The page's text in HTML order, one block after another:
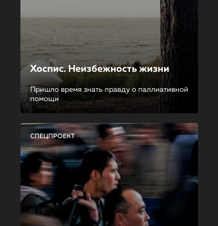
Хоспис. Неизбежность жизни
Пришло время знать правду о паллиативной
помощи
СПЕЦПРОЕКТ